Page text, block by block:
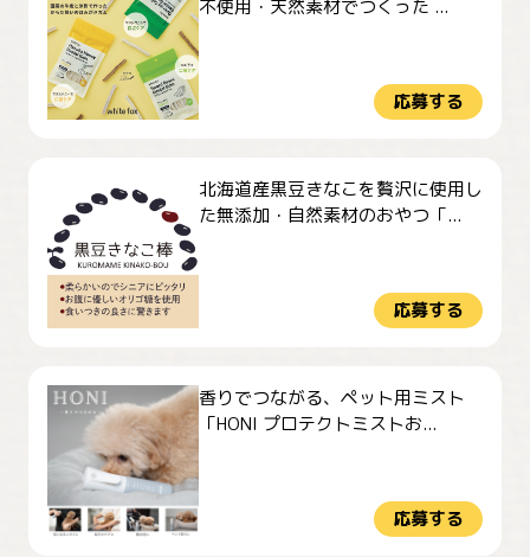
不使用・天然素材でつくった ...
応募する
北海道産黒豆きなこを贅沢に使用し
た無添加・自然素材のおやつ「...
応募する
香りでつながる、ペット用ミスト
「HONI プロテクトミストお...
応募する